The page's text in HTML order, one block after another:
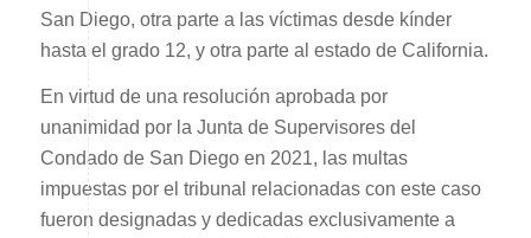
San Diego, otra parte a las víctimas desde kínder
hasta el grado 12, y otra parte al estado de California.
En virtud de una resolución aprobada por
unanimidad por la Junta de Supervisores del
Condado de San Diego en 2021, las multas
impuestas por el tribunal relacionadas con este caso
fueron designadas y dedicadas exclusivamente a